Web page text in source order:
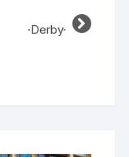
·Derby·